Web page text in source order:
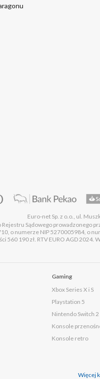
Euro-net Sp. z o.o., ul.
Sądowego prowadzonego
o numerze NIP 5270005984, o
560 190 zł. RTV EURO AGD
Gaming
Xbox Series X i S
Playstation 5
Nintendo Switch 2
Konsole
Konsole retro
Więcej